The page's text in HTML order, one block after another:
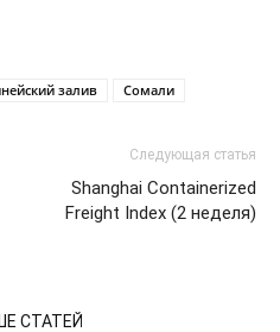
залив Сомали
Следующая статья
Shanghai Containerized
Freight Index (2 неделя)
СТАТЕЙ